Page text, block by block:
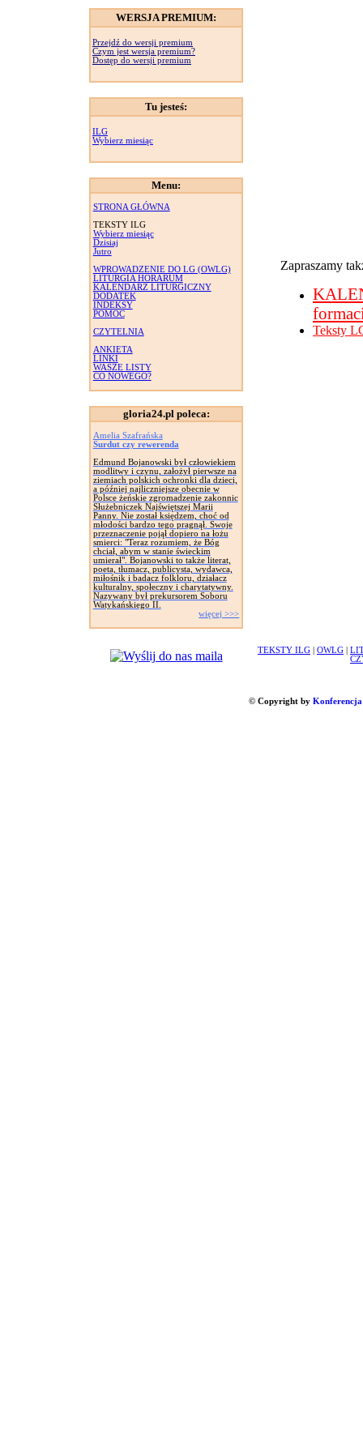
WERSJA PREMIUM:
Przejdź do wersji premium
Czym jest wersja premium?
Dostęp do wersji premium
Tu jesteś:
ILG
Wybierz miesiąc
Menu:
STRONA GŁÓWNA
TEKSTY ILG
Wybierz miesiąc
Dzisiaj
Jutro
WPROWADZENIE DO LG (OWLG)
LITURGIA HORARUM
KALENDARZ LITURGICZNY
DODATEK
INDEKSY
POMOC
CZYTELNIA
ANKIETA
LINKI
WASZE LISTY
CO NOWEGO?
gloria24.pl poleca:
Amelia Szafrańska
Surdut czy rewerenda
Edmund Bojanowski był człowiekiem
modlitwy i czynu, założył pierwsze na
ziemiach polskich ochronki dla dzieci,
a później najliczniejsze obecnie w
Polsce żeńskie zgromadzenie zakonnic
Służebniczek Najświętszej Marii
Panny. Nie został księdzem, choć od
młodości bardzo tego pragnął. Swoje
przeznaczenie pojął dopiero na łożu
smierci: "Teraz rozumiem, że Bóg
chciał, abym w stanie świeckim
umierał". Bojanowski to także literat,
poeta, tłumacz, publicysta, wydawca,
miłośnik i badacz folkloru, działacz
kulturalny, społeczny i charytatywny.
Nazywany był prekursorem Soboru
Watykańskiego II.
więcej >>>
Zapraszamy
Teksty
TEKSTY ILG OWLG
© Copyright by Konferencja